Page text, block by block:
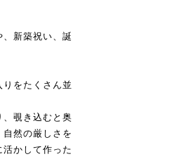
新築祝い、誕
をたくさん並
覗き込むと奥
然の厳しさを
かして作った